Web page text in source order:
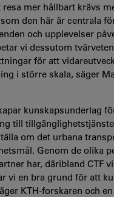
mer hållbart krävs
den här är centrala
och upplevelser
vi dessutom
för att
i större skala, säger
kunskapsunderlag
till
om det urbana
Genom de olika
har, däribland CTF
vi en bra grund för att
KTH-forskaren och